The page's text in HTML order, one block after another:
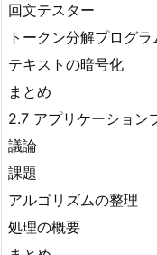
回文テスター
トークン分解プログラ
テキストの暗号化
まとめ
2.7 アプリケーション
議論
課題
アルゴリズムの整理
処理の概要